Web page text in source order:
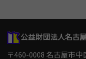
公益財団法人名古
〒460-0008 名古屋市